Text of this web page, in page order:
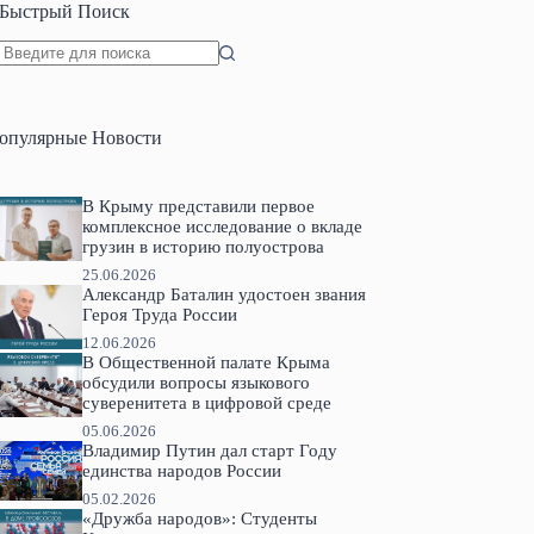
Быстрый Поиск
Новости
В Крыму представили первое
комплексное исследование о вкладе
грузин в историю полуострова
25.06.2026
Александр Баталин удостоен звания
Героя Труда России
12.06.2026
В Общественной палате Крыма
обсудили вопросы языкового
суверенитета в цифровой среде
05.06.2026
Владимир Путин дал старт Году
единства народов России
05.02.2026
«Дружба народов»: Студенты